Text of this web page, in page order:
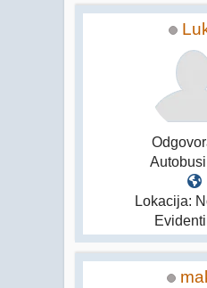
Lokacija: